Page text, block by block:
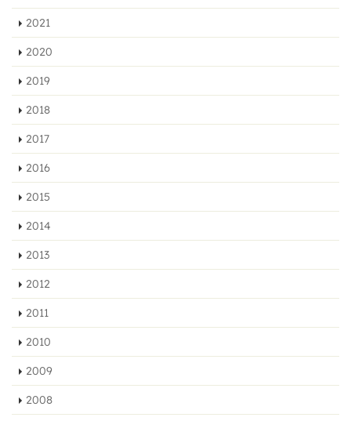
2021
2020
2019
2018
2017
2016
2015
2014
2013
2012
2011
2010
2009
2008